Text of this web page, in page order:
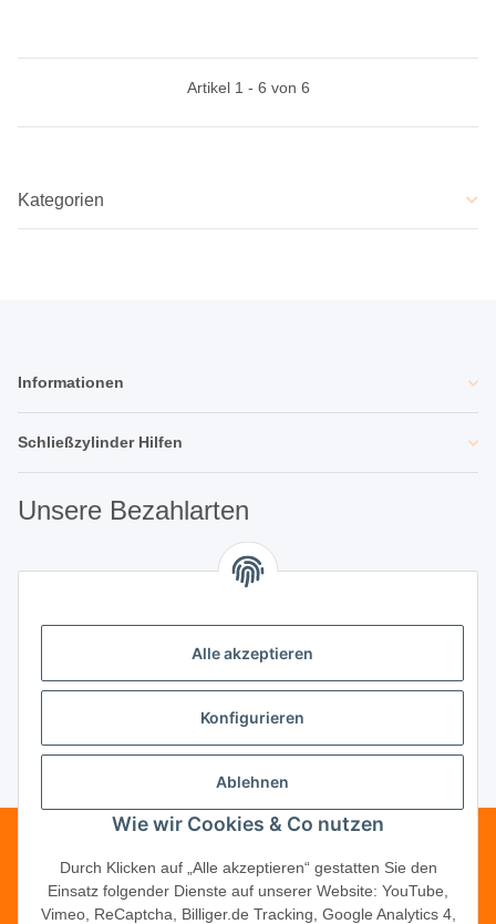
Artikel 1 - 6 von 6
Kategorien
Informationen
Schließzylinder Hilfen
Unsere Bezahlarten
Unsere Partner
Unternehmen
Vertrag widerrufen
Telefonische Beratung?·+49 (0) 5246
83817-16
Alle akzeptieren
Konfigurieren
Ablehnen
Wie wir Cookies & Co nutzen
Durch Klicken auf „Alle akzeptieren“ gestatten Sie den
Einsatz folgender Dienste auf unserer Website: YouTube,
Vimeo, ReCaptcha, Billiger.de Tracking, Google Analytics 4,